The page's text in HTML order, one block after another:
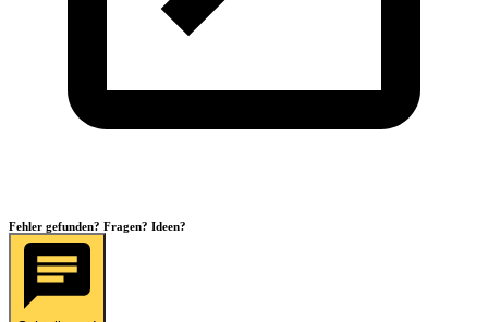
Fehler gefunden? Fragen? Ideen?